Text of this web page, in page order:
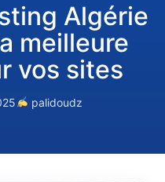
Algérie
meilleure
vos sites
palidoudz